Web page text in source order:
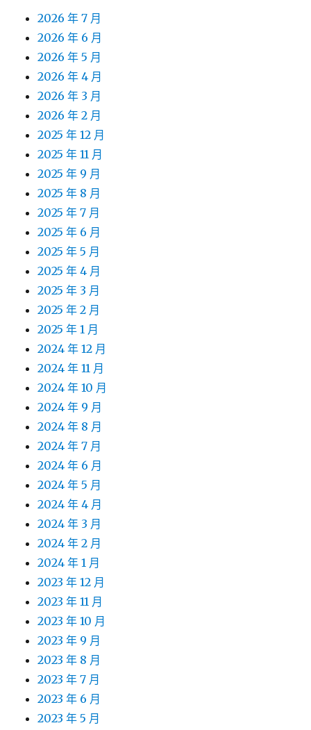
2026 年 7 月
2026 年 6 月
2026 年 5 月
2026 年 4 月
2026 年 3 月
2026 年 2 月
2025 年 12 月
2025 年 11 月
2025 年 9 月
2025 年 8 月
2025 年 7 月
2025 年 6 月
2025 年 5 月
2025 年 4 月
2025 年 3 月
2025 年 2 月
2025 年 1 月
2024 年 12 月
2024 年 11 月
2024 年 10 月
2024 年 9 月
2024 年 8 月
2024 年 7 月
2024 年 6 月
2024 年 5 月
2024 年 4 月
2024 年 3 月
2024 年 2 月
2024 年 1 月
2023 年 12 月
2023 年 11 月
2023 年 10 月
2023 年 9 月
2023 年 8 月
2023 年 7 月
2023 年 6 月
2023 年 5 月